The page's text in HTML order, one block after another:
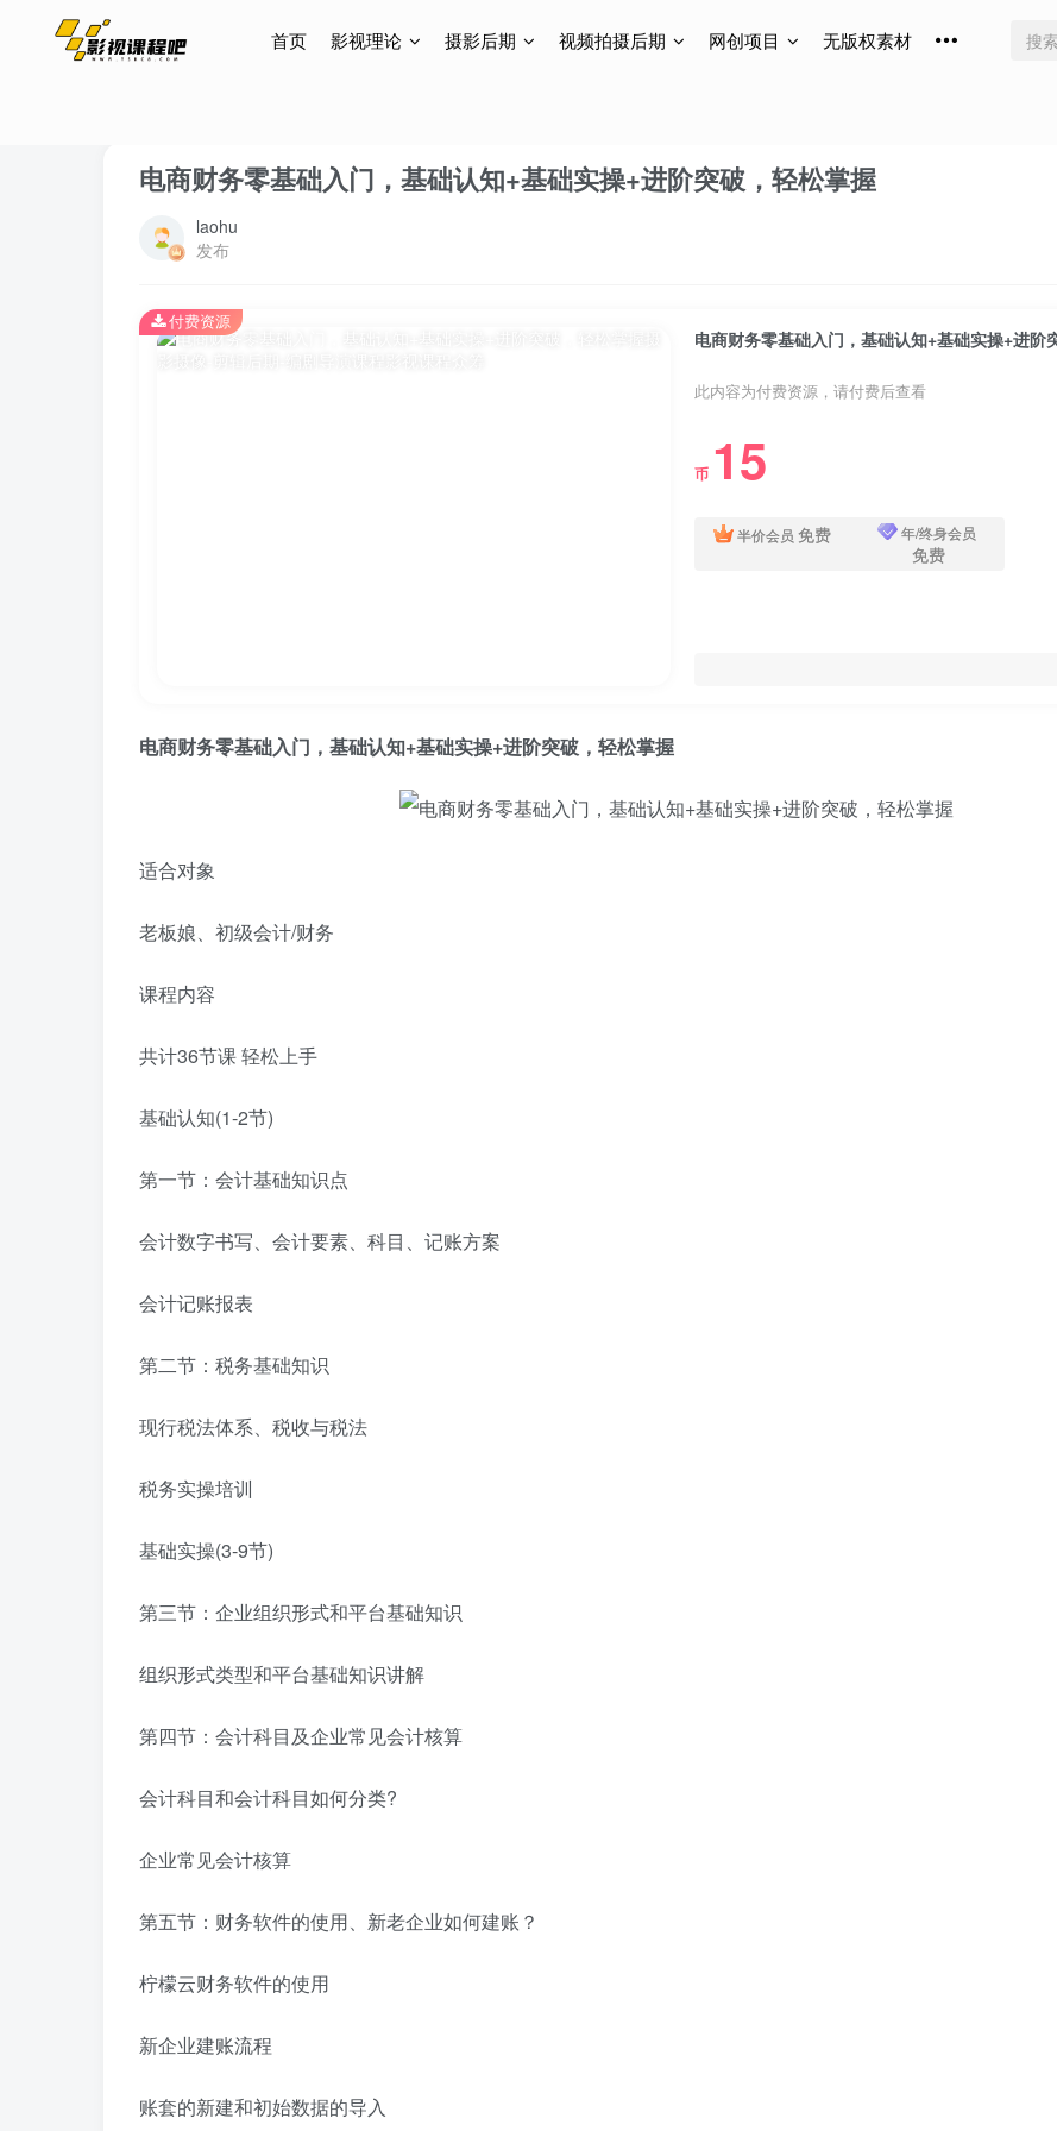
首页 影视理论 摄影后期 视频拍摄后期 网创项目 无版权素材
电商财务零基础入门，基础认知+基础实操+进阶突破，轻松掌握
laohu
发布
电商财务零基础入门，基础认知+基础实操+进阶
此内容为付费资源，请付费后查看
币 15
半价会员 免费 年/终身会员
免费
付费资源
电商财务零基础入门，基础认知+基础实操+进阶突破，轻松掌握
适合对象
老板娘、初级会计/财务
课程内容
共计36节课 轻松上手
基础认知(1-2节)
第一节：会计基础知识点
会计数字书写、会计要素、科目、记账方案
会计记账报表
第二节：税务基础知识
现行税法体系、税收与税法
税务实操培训
基础实操(3-9节)
第三节：企业组织形式和平台基础知识
组织形式类型和平台基础知识讲解
第四节：会计科目及企业常见会计核算
会计科目和会计科目如何分类?
企业常见会计核算
第五节：财务软件的使用、新老企业如何建账？
柠檬云财务软件的使用
新企业建账流程
账套的新建和初始数据的导入